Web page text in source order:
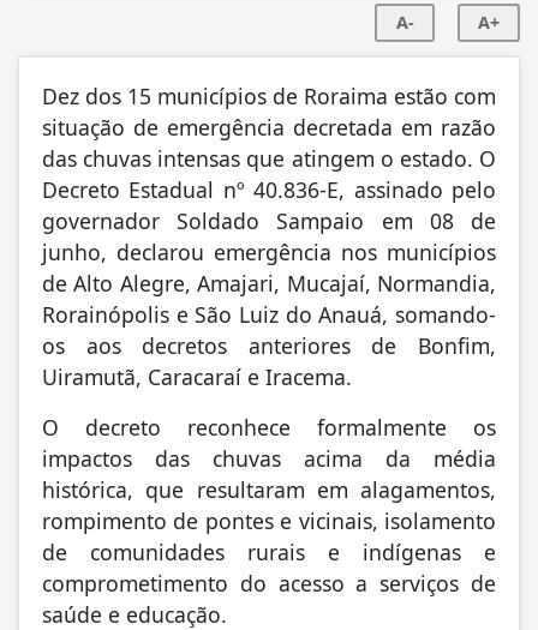
A- A+
Dez dos 15 municípios de Roraima estão com
situação de emergência decretada em razão
das chuvas intensas que atingem o estado. O
Decreto Estadual nº 40.836-E, assinado pelo
governador Soldado Sampaio em 08 de
junho, declarou emergência nos municípios
de Alto Alegre, Amajari, Mucajaí, Normandia,
Rorainópolis e São Luiz do Anauá, somando-
os aos decretos anteriores de Bonfim,
Uiramutã, Caracaraí e Iracema.
O decreto reconhece formalmente os
impactos das chuvas acima da média
histórica, que resultaram em alagamentos,
rompimento de pontes e vicinais, isolamento
de comunidades rurais e indígenas e
comprometimento do acesso a serviços de
saúde e educação.